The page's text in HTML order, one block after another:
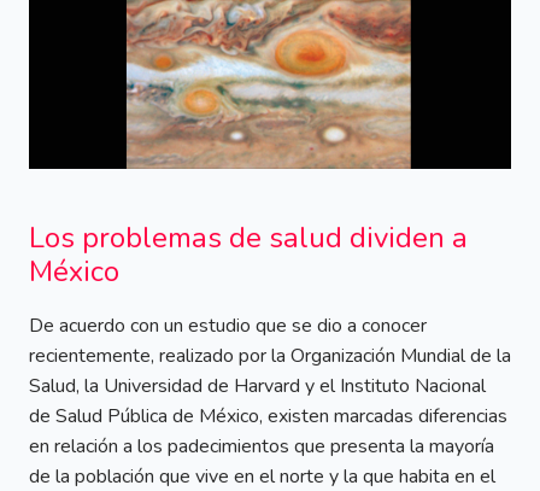
Los problemas de salud dividen a
México
De acuerdo con un estudio que se dio a conocer
recientemente, realizado por la Organización Mundial de la
Salud, la Universidad de Harvard y el Instituto Nacional
de Salud Pública de México, existen marcadas diferencias
en relación a los padecimientos que presenta la mayoría
de la población que vive en el norte y la que habita en el